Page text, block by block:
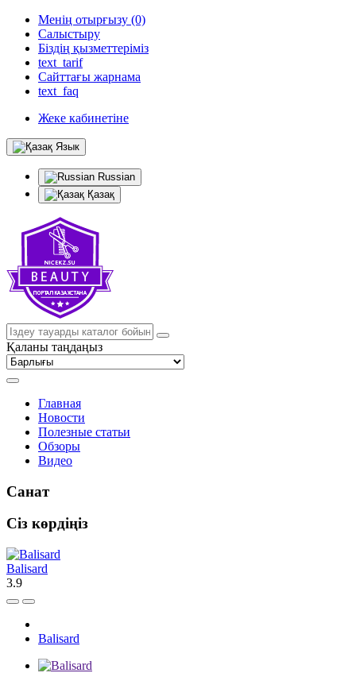
Менің отырғызу (0)
Салыстыру
Біздің қызметтеріміз
text_tarif
Сайттағы жарнама
text_faq
Жеке кабинетіне
Язык
Russian
Қазақ
Қаланы таңдаңыз
Главная
Новости
Полезные статьи
Обзоры
Видео
Санат
Сіз көрдіңіз
Balisard
3.9
Balisard